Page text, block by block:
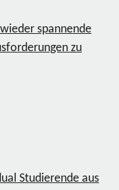
spannende
zu
Studierende aus